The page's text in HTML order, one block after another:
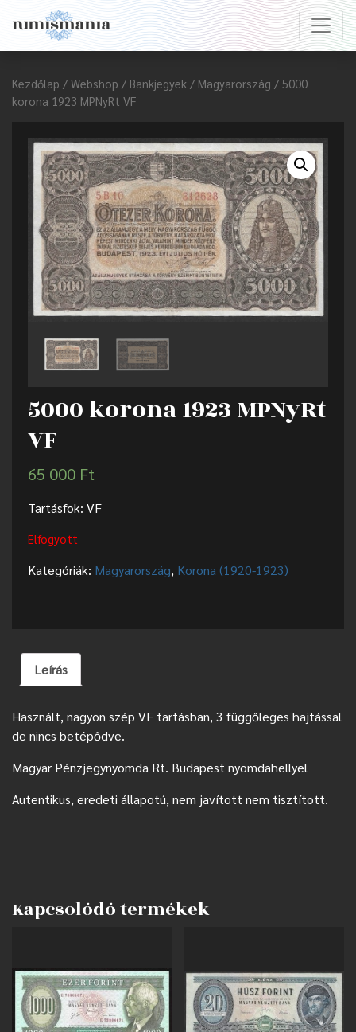
Kezdőlap / Webshop / Bankjegyek / Magyarország / 5000
korona 1923 MPNyRt VF
5000 korona 1923 MPNyRt
VF
65 000 Ft
Tartásfok: VF
Elfogyott
Kategóriák: Magyarország, Korona (1920-1923)
Leírás
Használt, nagyon szép VF tartásban, 3 függőleges hajtással
de nincs betépődve.
Magyar Pénzjegynyomda Rt. Budapest nyomdahellyel
Autentikus, eredeti állapotú, nem javított nem tisztított.
Kapcsolódó termékek